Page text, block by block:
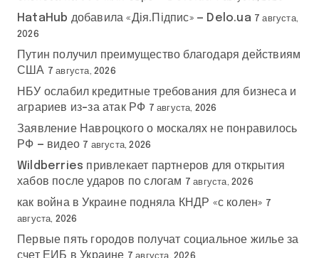
HataHub добавила «Дія.Підпис» — Delo.ua 7 августа,
2026
Путин получил преимущество благодаря действиям
США 7 августа, 2026
НБУ ослабил кредитные требования для бизнеса и
аграриев из-за атак РФ 7 августа, 2026
Заявление Навроцкого о москалях не понравилось
РФ — видео 7 августа, 2026
Wildberries привлекает партнеров для открытия
хабов после ударов по слогам
7 августа, 2026
как война в Украине подняла КНДР «с колен» 7
августа, 2026
Первые пять городов получат социальное жилье за